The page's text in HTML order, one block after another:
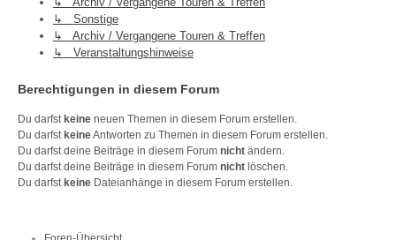
↳ Sonstige
↳ Archiv / Vergangene Touren & Treffen
↳ Veranstaltungshinweise
Berechtigungen in diesem Forum
Du darfst keine neuen Themen in diesem Forum erstellen.
Du darfst keineAntworten zu Themen in diesem Forum erstellen.
Du darfst deine Beiträge in diesem Forum nicht ändern.
Du darfst deine Beiträge in diesem Forum nicht löschen.
Du darfst keine Dateianhänge in diesem Forum erstellen.